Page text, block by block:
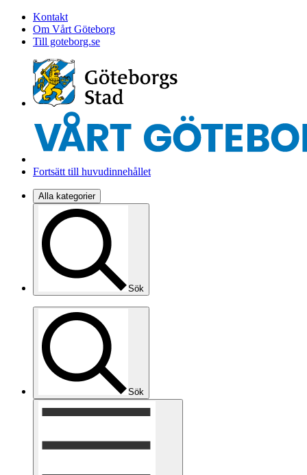
Kontakt
Om Vårt Göteborg
Till goteborg.se
Fortsätt till huvudinnehållet
Alla kategorier
Sök
Sök